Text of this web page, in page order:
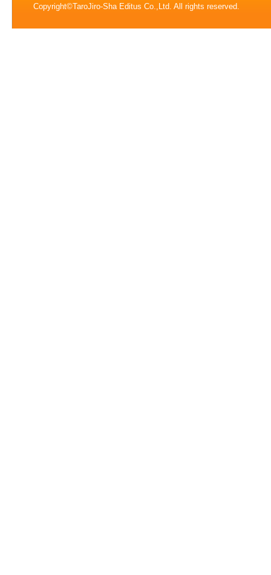
Copyright©TaroJiro-Sha Editus Co.,Ltd. All rights reserved.